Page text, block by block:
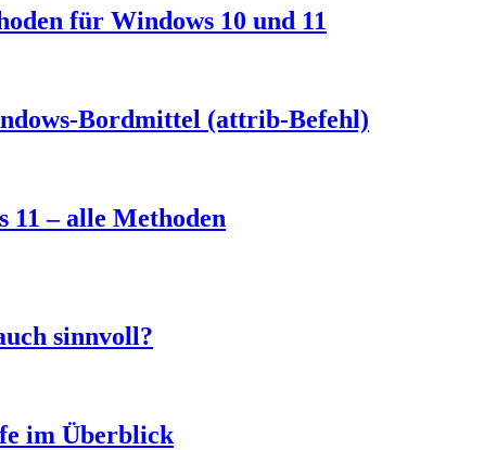
für Windows 10 und 11
Bordmittel (attrib-Befehl)
11 – alle Methoden
sinnvoll?
im Überblick